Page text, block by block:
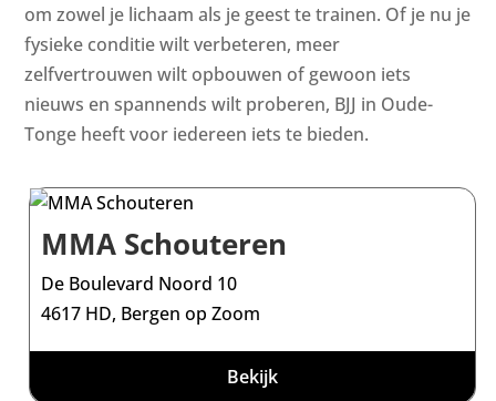
om zowel je lichaam als je geest te trainen. Of je nu je
fysieke conditie wilt verbeteren, meer
zelfvertrouwen wilt opbouwen of gewoon iets
nieuws en spannends wilt proberen, BJJ in Oude-
Tonge heeft voor iedereen iets te bieden.
MMA Schouteren
De Boulevard Noord 10
4617 HD, Bergen op Zoom
Bekijk